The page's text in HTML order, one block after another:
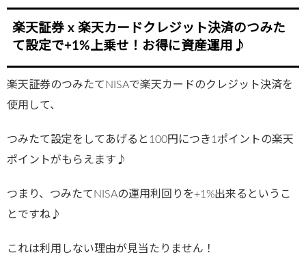
楽天証券 x 楽天カードクレジット決済のつみた
て設定で+1%上乗せ！お得に資産運用♪
楽天証券のつみたてNISAで楽天カードのクレジット決済を
使用して、
つみたて設定をしてあげると100円につき1ポイントの楽天
ポイントがもらえます♪
つまり、つみたてNISAの運用利回りを+1%出来るというこ
とですね♪
これは利用しない理由が見当たりません！